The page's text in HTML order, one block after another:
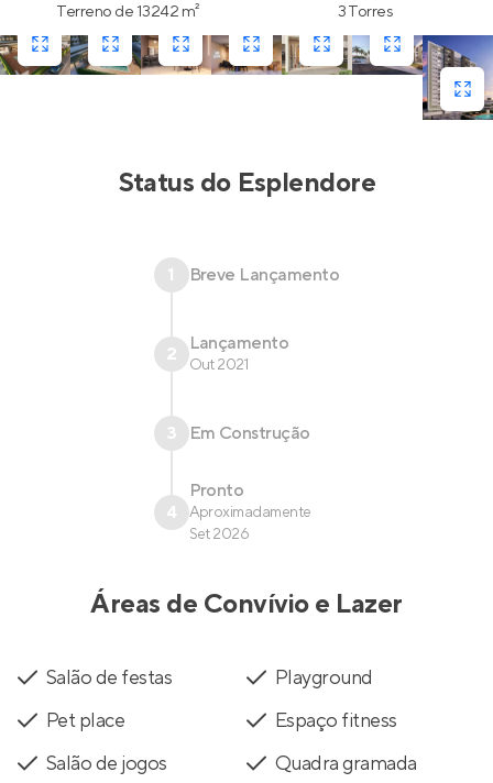
Terreno de 13242 m² 3 Torres
Status do Esplendore
1 Breve Lançamento
2 Lançamento
Out 2021
3 Em Construção
4
Pronto
Aproximadamente
Set 2026
Áreas de Convívio e Lazer
Salão de festas
Playground
Pet place
Espaço fitness
Salão de jogos
Quadra gramada